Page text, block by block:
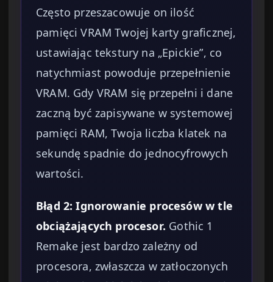
Często przeszacowuje on ilość
pamięci VRAM Twojej karty graficznej,
ustawiając tekstury na „Epickie”, co
natychmiast powoduje przepełnienie
VRAM. Gdy VRAM się przepełni i dane
zaczną być zapisywane w systemowej
pamięci RAM, Twoja liczba klatek na
sekundę spadnie do jednocyfrowych
wartości.
Błąd 2: Ignorowanie procesów w tle
obciążających procesor. Gothic 1
Remake jest bardzo zależny od
procesora, zwłaszcza w zatłoczonych